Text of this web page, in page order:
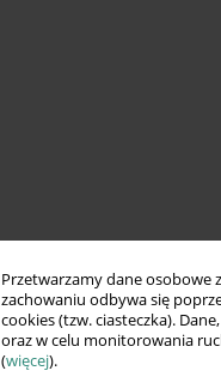
Przetwarzamy dane osobowe
zachowaniu odbywa się
cookies (tzw. ciasteczka).
oraz w celu monitorowania
(więcej).